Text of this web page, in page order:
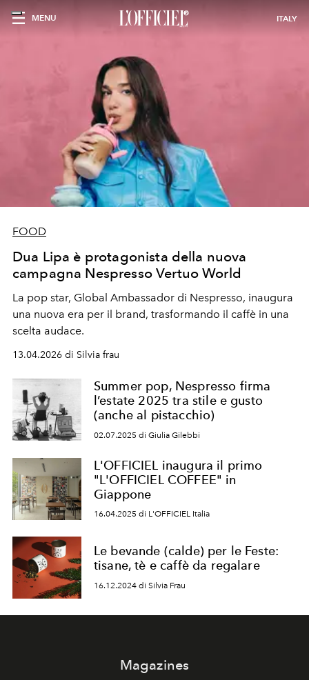
MENU ITALY
FOOD
Dua Lipa è protagonista della nuova
campagna Nespresso Vertuo World
La pop star, Global Ambassador di Nespresso, inaugura
una nuova era per il brand, trasformando il caffè in una
scelta audace.
13.04.2026 di Silvia frau
Summer pop, Nespresso firma
l’estate 2025 tra stile e gusto
(anche al pistacchio)
02.07.2025 di Giulia Gilebbi
L'OFFICIEL inaugura il primo
"L'OFFICIEL COFFEE" in
Giappone
16.04.2025 di L'OFFICIEL Italia
Le bevande (calde) per le Feste:
tisane, tè e caffè da regalare
16.12.2024 di Silvia Frau
Magazines